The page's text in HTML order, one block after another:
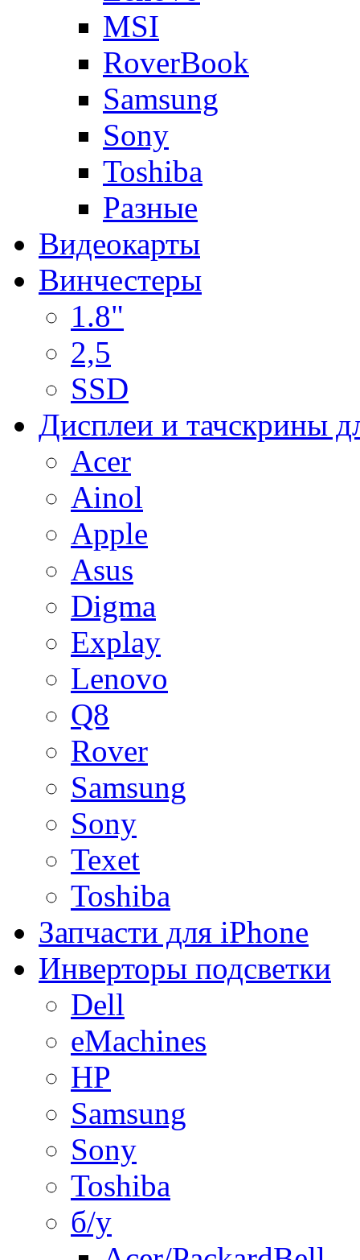
MSI
RoverBook
Samsung
Sony
Toshiba
Разные
Видеокарты
Винчестеры
1.8"
2,5
SSD
Дисплеи и тачскрины
Acer
Ainol
Apple
Asus
Digma
Explay
Lenovo
Q8
Rover
Samsung
Sony
Texet
Toshiba
Запчасти для iPhone
Инверторы подсветки
Dell
eMachines
HP
Samsung
Sony
Toshiba
б/у